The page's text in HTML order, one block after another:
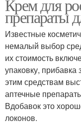
Крем для
препараты
Известные
немалый выбор
их стоимость
упаковку, прибавка
этим средствам
аптечные
Вдобавок это
локонов.